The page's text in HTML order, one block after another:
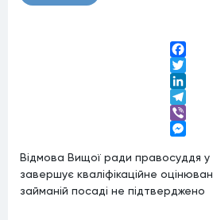
Twitter
LinkedIn
Telegram
Viber
Відмова Вищої ради правосуддя у
завершує кваліфікаційне
займаній посаді не підтверджено